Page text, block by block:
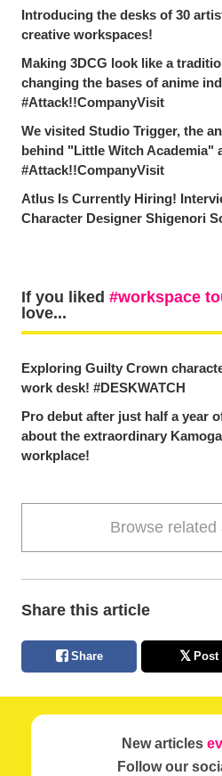
Introducing the desks of 30
creative workspaces!
Making 3DCG look like a
changing the bases of anime
#Attack!!CompanyVisit
We visited Studio Trigger, the
behind "Little Witch Academia"
#Attack!!CompanyVisit
Atlus Is Currently Hiring!
Character Designer Shigenori
If you liked workspace
love...
Exploring Guilty Crown
work desk! #DESKWATCH
Pro debut after just half a year
about the extraordinary
workplace!
Browse related
Share this article
Share Post
New articles
Follow our